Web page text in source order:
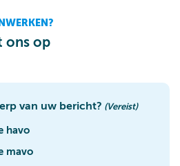
ons op
van uw bericht? (Vereist)
havo
mavo